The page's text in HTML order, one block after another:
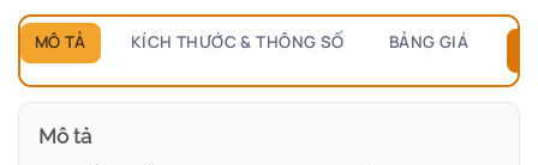
MÔ TẢ KÍCH THƯỚC & THÔNG SỐ BẢNG GIÁ
Mô tả